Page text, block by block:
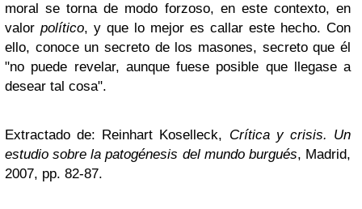
moral se torna de modo forzoso, en este contexto, en
valor político, y que lo mejor es callar este hecho. Con
ello, conoce un secreto de los masones, secreto que él
"no puede revelar, aunque fuese posible que llegase a
desear tal cosa".
Extractado de: Reinhart Koselleck, Crítica y crisis. Un
estudio sobre la patogénesis del mundo burgués, Madrid,
2007, pp. 82-87.